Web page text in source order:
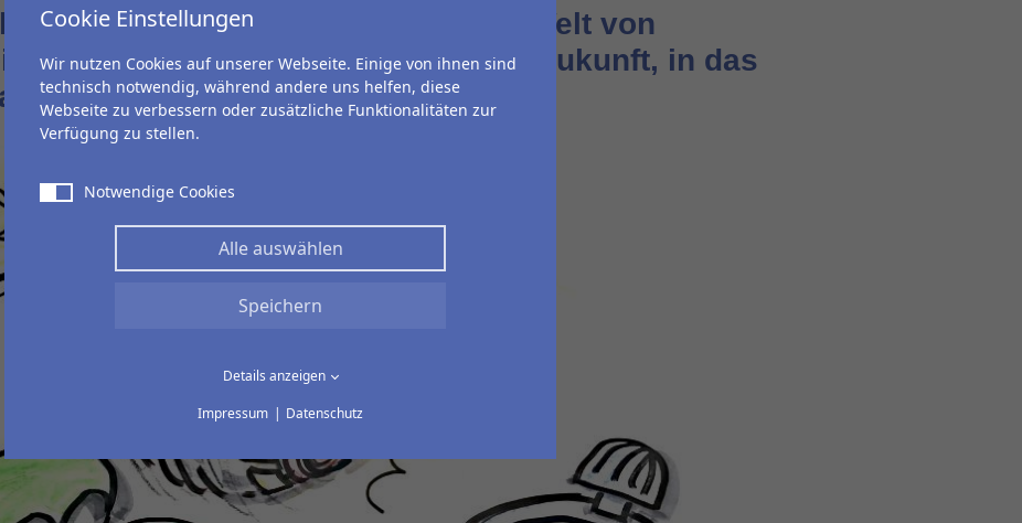
Zack, Boom... Wir reisen aus der Welt von
Zeitkapsel wieder zurück in die Zukunft, in das
2020:
Cookie Einstellungen
Wir nutzen Cookies auf unserer Webseite. Einige von ihnen sind
technisch notwendig, während andere uns helfen, diese
Webseite zu verbessern oder zusätzliche Funktionalitäten zur
Verfügung zu stellen.
Notwendige Cookies
Alle auswählen
Speichern
Details anzeigen
Impressum
Datenschutz